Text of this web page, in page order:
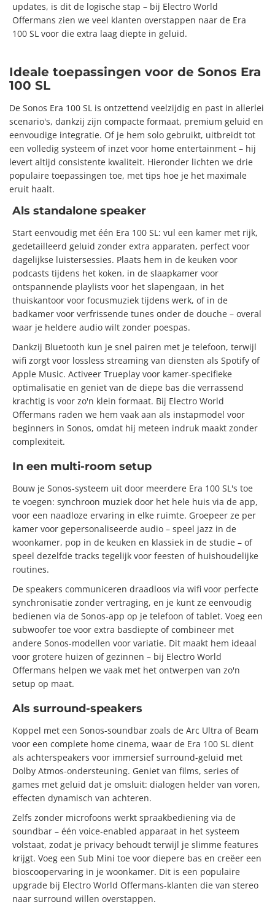
updates, is dit de logische stap – bij Electro World
Offermans zien we veel klanten overstappen naar de Era
100 SL voor die extra laag diepte in geluid.
Ideale toepassingen voor de Sonos Era
100 SL
De Sonos Era 100 SL is ontzettend veelzijdig en past in allerlei
scenario's, dankzij zijn compacte formaat, premium geluid en
eenvoudige integratie. Of je hem solo gebruikt, uitbreidt tot
een volledig systeem of inzet voor home entertainment – hij
levert altijd consistente kwaliteit. Hieronder lichten we drie
populaire toepassingen toe, met tips hoe je het maximale
eruit haalt.
Als standalone speaker
Start eenvoudig met één Era 100 SL: vul een kamer met rijk,
gedetailleerd geluid zonder extra apparaten, perfect voor
dagelijkse luistersessies. Plaats hem in de keuken voor
podcasts tijdens het koken, in de slaapkamer voor
ontspannende playlists voor het slapengaan, in het
thuiskantoor voor focusmuziek tijdens werk, of in de
badkamer voor verfrissende tunes onder de douche – overal
waar je heldere audio wilt zonder poespas.
Dankzij Bluetooth kun je snel pairen met je telefoon, terwijl
wifi zorgt voor lossless streaming van diensten als Spotify of
Apple Music. Activeer Trueplay voor kamer-specifieke
optimalisatie en geniet van de diepe bas die verrassend
krachtig is voor zo'n klein formaat. Bij Electro World
Offermans raden we hem vaak aan als instapmodel voor
beginners in Sonos, omdat hij meteen indruk maakt zonder
complexiteit.
In een multi-room setup
Bouw je Sonos-systeem uit door meerdere Era 100 SL's toe
te voegen: synchroon muziek door het hele huis via de app,
voor een naadloze ervaring in elke ruimte. Groepeer ze per
kamer voor gepersonaliseerde audio – speel jazz in de
woonkamer, pop in de keuken en klassiek in de studie – of
speel dezelfde tracks tegelijk voor feesten of huishoudelijke
routines.
De speakers communiceren draadloos via wifi voor perfecte
synchronisatie zonder vertraging, en je kunt ze eenvoudig
bedienen via de Sonos-app op je telefoon of tablet. Voeg een
subwoofer toe voor extra basdiepte of combineer met
andere Sonos-modellen voor variatie. Dit maakt hem ideaal
voor grotere huizen of gezinnen – bij Electro World
Offermans helpen we vaak met het ontwerpen van zo'n
setup op maat.
Als surround-speakers
Koppel met een Sonos-soundbar zoals de Arc Ultra of Beam
voor een complete home cinema, waar de Era 100 SL dient
als achterspeakers voor immersief surround-geluid met
Dolby Atmos-ondersteuning. Geniet van films, series of
games met geluid dat je omsluit: dialogen helder van voren,
effecten dynamisch van achteren.
Zelfs zonder microfoons werkt spraakbediening via de
soundbar – één voice-enabled apparaat in het systeem
volstaat, zodat je privacy behoudt terwijl je slimme features
krijgt. Voeg een Sub Mini toe voor diepere bas en creëer een
bioscoopervaring in je woonkamer. Dit is een populaire
upgrade bij Electro World Offermans-klanten die van stereo
naar surround willen overstappen.